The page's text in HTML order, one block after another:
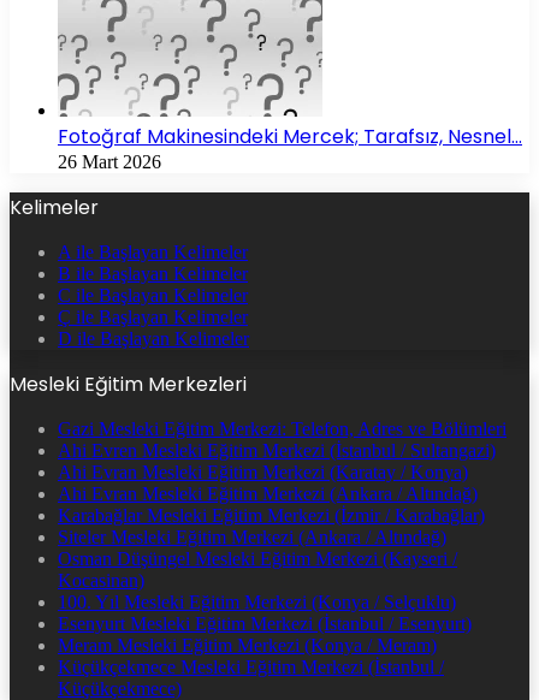
Fotoğraf Makinesindeki Mercek; Tarafsız, Nesnel…
26 Mart 2026
Kelimeler
A ile Başlayan Kelimeler
B ile Başlayan Kelimeler
C ile Başlayan Kelimeler
Ç ile Başlayan Kelimeler
D ile Başlayan Kelimeler
Mesleki Eğitim Merkezleri
Gazi Mesleki Eğitim Merkezi: Telefon, Adres ve Bölümleri
Ahi Evren Mesleki Eğitim Merkezi (İstanbul / Sultangazi)
Ahi Evran Mesleki Eğitim Merkezi (Karatay / Konya)
Ahi Evran Mesleki Eğitim Merkezi (Ankara / Altındağ)
Karabağlar Mesleki Eğitim Merkezi (İzmir / Karabağlar)
Siteler Mesleki Eğitim Merkezi (Ankara / Altındağ)
Osman Düşüngel Mesleki Eğitim Merkezi (Kayseri /
Kocasinan)
100. Yıl Mesleki Eğitim Merkezi (Konya / Selçuklu)
Esenyurt Mesleki Eğitim Merkezi (İstanbul / Esenyurt)
Meram Mesleki Eğitim Merkezi (Konya / Meram)
Küçükçekmece Mesleki Eğitim Merkezi (İstanbul /
Küçükçekmece)